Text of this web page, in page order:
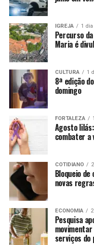
IGREJA 1
Percurso
Maria é
CULTURA 1
8ª edição
domingo
FORTALEZA
Agosto
combater a
COTIDIANO
Bloqueio de
novas
ECONOMIA
Pesquisa
serviços do